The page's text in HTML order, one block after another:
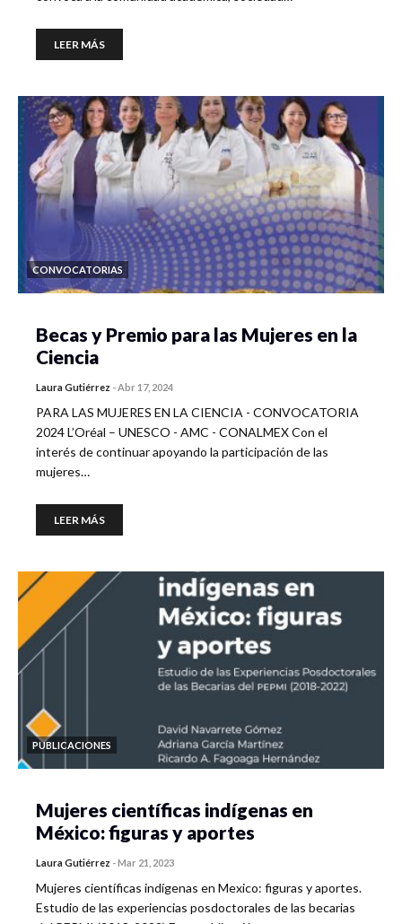
LEER MÁS
CONVOCATORIAS
Becas y Premio para las Mujeres en la
Ciencia
Laura Gutiérrez -Abr 17, 2024
PARA LAS MUJERES EN LA CIENCIA - CONVOCATORIA
2024 L’Oréal – UNESCO - AMC - CONALMEX Con el
interés de continuar apoyando la participación de las
mujeres…
LEER MÁS
PUBLICACIONES
Mujeres científicas indígenas en
México: figuras y aportes
Laura Gutiérrez -Mar 21, 2023
Mujeres científicas indígenas en Mexico: figuras y aportes.
Estudio de las experiencias posdoctorales de las becarias